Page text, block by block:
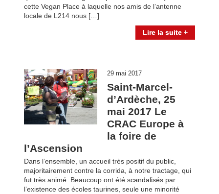
cette Vegan Place à laquelle nos amis de l’antenne
locale de L214 nous […]
Lire la suite +
29 mai 2017
Saint-Marcel-
d’Ardèche, 25
mai 2017 Le
CRAC Europe à
la foire de
l’Ascension
Dans l’ensemble, un accueil très positif du public,
majoritairement contre la corrida, à notre tractage, qui
fut très animé. Beaucoup ont été scandalisés par
l’existence des écoles taurines, seule une minorité